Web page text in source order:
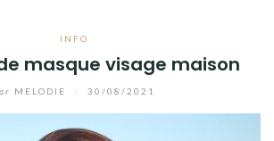
INFO
masque visage maison
MELODIE 30/08/2021